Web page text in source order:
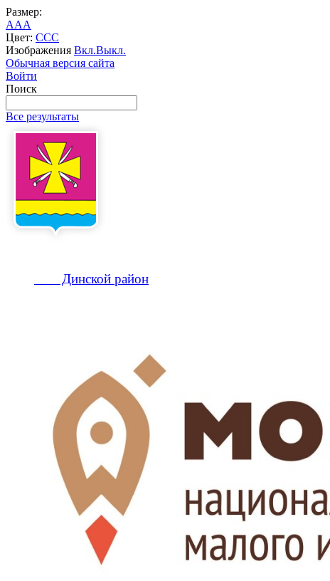
Размер:
AAA
Цвет: CCC
Изображения Вкл.Выкл.
Обычная версия сайта
Войти
Поиск
Все результаты
Динской район